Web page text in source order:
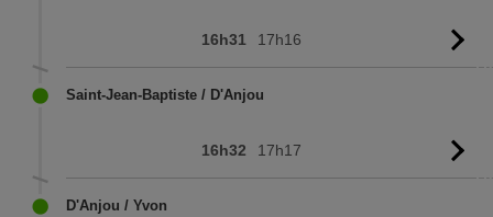
16h31 17h16
Saint-Jean-Baptiste / D'Anjou
16h32 17h17
D'Anjou / Yvon